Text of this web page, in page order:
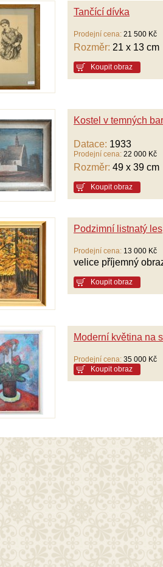
Tančící dívka
Prodejní cena: 21 500 Kč
Rozměr: 21 x 13 cm
Koupit obraz
Kostel v temných
Datace: 1933
Prodejní cena: 22 000 Kč
Rozměr: 49 x 39 cm
Koupit obraz
Podzimní listnatý les
Prodejní cena: 13 000 Kč
velice příjemný
Koupit obraz
Moderní květina na
Prodejní cena: 35 000 Kč
Koupit obraz